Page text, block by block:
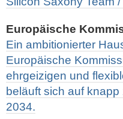
Europäische
Ein ambitionierter
Europäische
ehrgeizigen und
beläuft sich auf
2034.